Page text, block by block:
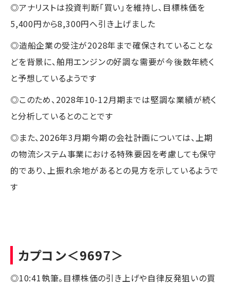
◎アナリストは投資判断「買い」を維持し、目標株価を
5,400円から8,300円へ引き上げました
◎造船企業の受注が2028年まで確保されていることな
どを背景に、舶用エンジンの好調な需要が今後数年続く
と予想しているようです
◎このため、2028年10-12月期までは堅調な業績が続く
と分析しているとのことです
◎また、2026年3月期今期の会社計画については、上期
の物流システム事業における特殊要因を考慮しても保守
的であり、上振れ余地があるとの見方を示しているようで
す
カプコン＜9697＞
◎10:41執筆。目標株価の引き上げや自律反発狙いの買